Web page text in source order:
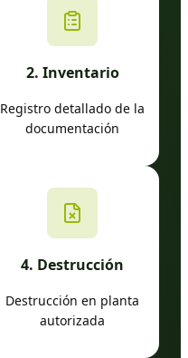
2. Inventario
Registro detallado de la
documentación
4. Destrucción
Destrucción en planta
autorizada